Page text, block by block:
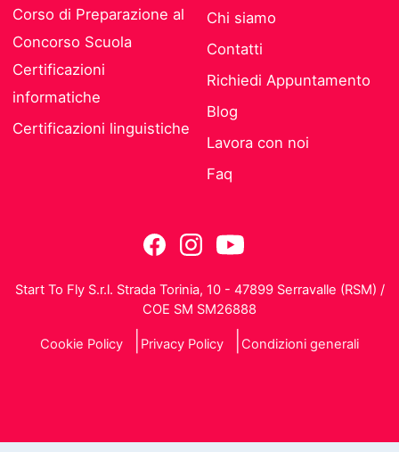
Corso di Preparazione al
Concorso Scuola
Certificazioni
informatiche
Certificazioni linguistiche
Chi siamo
Contatti
Richiedi Appuntamento
Blog
Lavora con noi
Faq
Start To Fly S.r.l. Strada Torinia, 10 - 47899 Serravalle (RSM) /
COE SM SM26888
Cookie Policy Privacy Policy Condizioni generali